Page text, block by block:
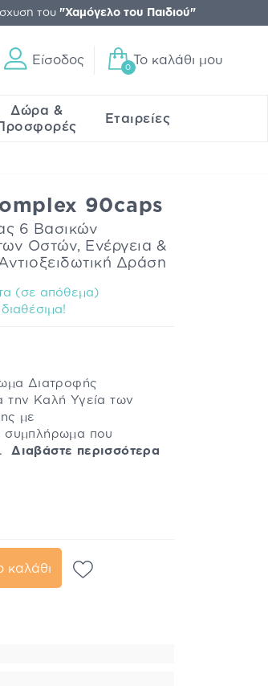
του "Χαμόγελο του Παιδιού"
Είσοδος
0
Το καλάθι μου
Δώρα &
Εταιρείες
90caps
6 Βασικών
Οστών, Ενέργεια &
Δράση
(σε απόθεμα)
Διατροφής
την Καλή Υγεία των
με
συμπλήρωμα που
Διαβάστε περισσότερα
καλάθι